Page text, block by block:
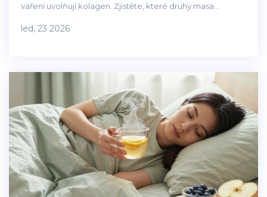
vaření uvolňují kolagen. Zjistěte, které druhy masa
led, 23 2026